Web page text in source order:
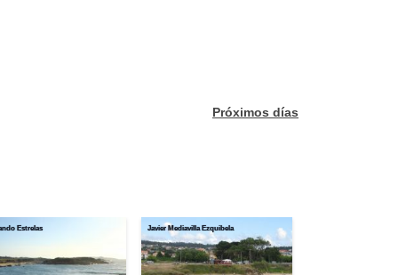
Próximos días
Estrelas Javier Mediavilla Ezquibela